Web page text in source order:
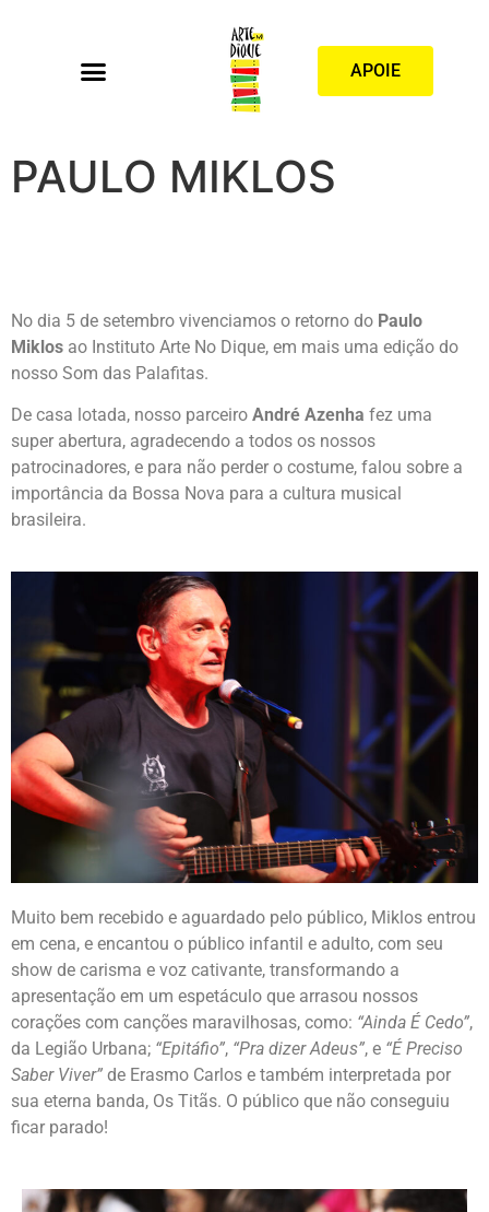
APOIE
PAULO MIKLOS
No dia 5 de setembro vivenciamos o retorno do Paulo
Miklos ao Instituto Arte No Dique, em mais uma edição do
nosso Som das Palafitas.
De casa lotada, nosso parceiro André Azenha fez uma
super abertura, agradecendo a todos os nossos
patrocinadores, e para não perder o costume, falou sobre a
importância da Bossa Nova para a cultura musical
brasileira.
Muito bem recebido e aguardado pelo público, Miklos entrou
em cena, e encantou o público infantil e adulto, com seu
show de carisma e voz cativante, transformando a
apresentação em um espetáculo que arrasou nossos
corações com canções maravilhosas, como: “Ainda É Cedo”,
da Legião Urbana; “Epitáfio”, “Pra dizer Adeus”, e “É Preciso
Saber Viver” de Erasmo Carlos e também interpretada por
sua eterna banda, Os Titãs. O público que não conseguiu
ficar parado!